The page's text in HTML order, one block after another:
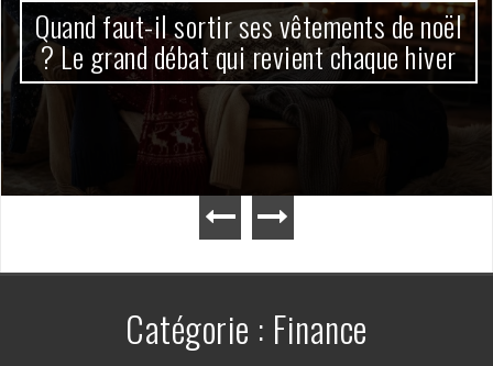
Quand faut-il sortir ses vêtements de noël
? Le grand débat qui revient chaque hiver
Catégorie : Finance